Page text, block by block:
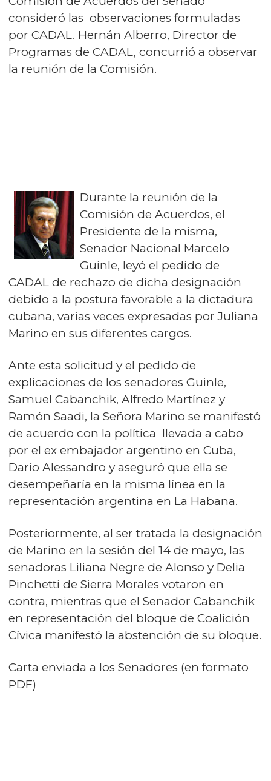
consideró las observaciones formuladas
por CADAL. Hernán Alberro, Director de
Programas de CADAL, concurrió a observar
la reunión de la Comisión.
Durante la reunión de la
Comisión de Acuerdos, el
Presidente de la misma,
Senador Nacional Marcelo
Guinle, leyó el pedido de
CADAL de rechazo de dicha designación
debido a la postura favorable a la dictadura
cubana, varias veces expresadas por Juliana
Marino en sus diferentes cargos.
Ante esta solicitud y el pedido de
explicaciones de los senadores Guinle,
Samuel Cabanchik, Alfredo Martínez y
Ramón Saadi, la Señora Marino se manifestó
de acuerdo con la política llevada a cabo
por el ex embajador argentino en Cuba,
Darío Alessandro y aseguró que ella se
desempeñaría en la misma línea en la
representación argentina en La Habana.
Posteriormente, al ser tratada la designación
de Marino en la sesión del 14 de mayo, las
senadoras Liliana Negre de Alonso y Delia
Pinchetti de Sierra Morales votaron en
contra, mientras que el Senador Cabanchik
en representación del bloque de Coalición
Cívica manifestó la abstención de su bloque.
Carta enviada a los Senadores (en formato
PDF)